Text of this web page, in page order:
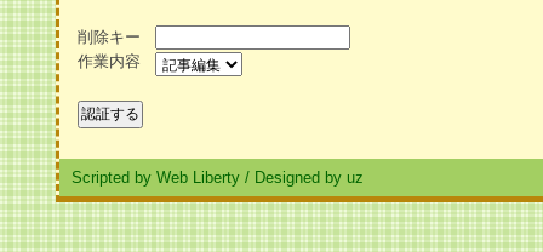
削除キー
作業内容
Scripted by Web Liberty / Designed by uz